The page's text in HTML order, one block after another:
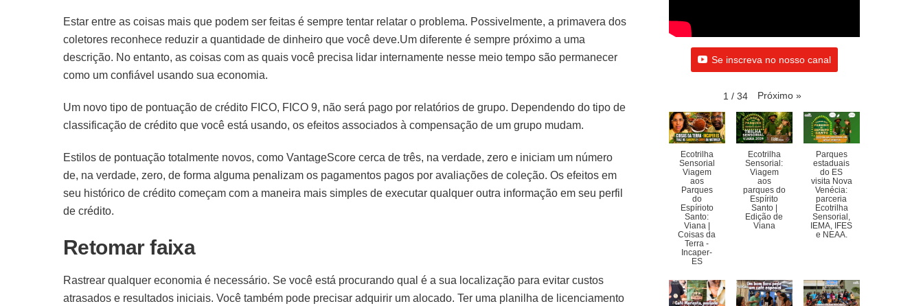
Estar entre as coisas mais que podem ser feitas é sempre tentar relatar o problema. Possivelmente, a primavera dos
coletores reconhece reduzir a quantidade de dinheiro que você deve.Um diferente é sempre próximo a uma
descrição. No entanto, as coisas com as quais você precisa lidar internamente nesse meio tempo são permanecer
como um confiável usando sua economia.
Um novo tipo de pontuação de crédito FICO, FICO 9, não será pago por relatórios de grupo. Dependendo do tipo de
classificação de crédito que você está usando, os efeitos associados à compensação de um grupo mudam.
Estilos de pontuação totalmente novos, como VantageScore cerca de três, na verdade, zero e iniciam um número
de, na verdade, zero, de forma alguma penalizam os pagamentos pagos por avaliações de coleção. Os efeitos em
seu histórico de crédito começam com a maneira mais simples de executar qualquer outra informação em seu perfil
de crédito.
Retomar faixa
Rastrear qualquer economia é necessário. Se você está procurando qual é a sua localização para evitar custos
atrasados ​​e resultados iniciais. Você também pode precisar adquirir um alocado. Ter uma planilha de licenciamento
Se inscreva no nosso canal
1 / 34 Próximo »
Ecotrilha
Sensorial
Viagem
aos
Parques
do
Espírioto
Santo:
Viana |
Coisas da
Terra -
Incaper-
ES
Ecotrilha
Sensorial:
Viagem
aos
parques do
Espírito
Santo |
Edição de
Viana
Parques
estaduais
do ES
visita Nova
Venécia:
parceria
Ecotrilha
Sensorial,
IEMA, IFES
e NEAA.